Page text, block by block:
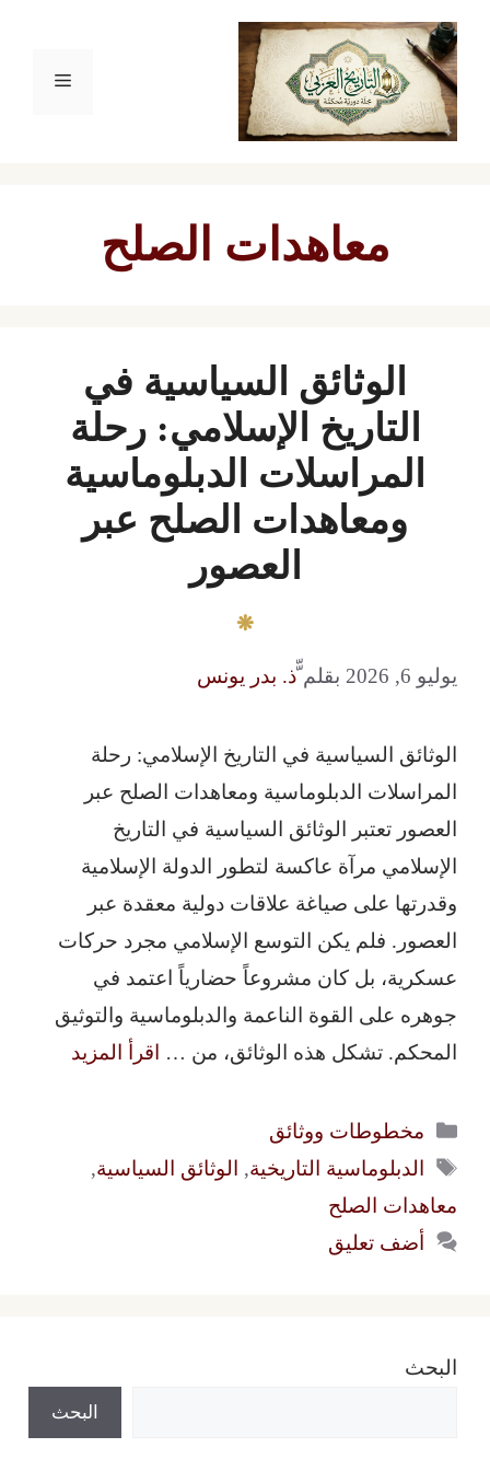
انتقل
المحتوى
القائمة
معاهدات الصلح
الوثائق السياسية في
التاريخ الإسلامي: رحلة
المراسلات الدبلوماسية
ومعاهدات الصلح عبر
العصور
يوليو 6, 2026 بقلمّّذ. بدر يونس
الوثائق السياسية في التاريخ الإسلامي: رحلة
المراسلات الدبلوماسية ومعاهدات الصلح عبر
العصور تعتبر الوثائق السياسية في التاريخ
الإسلامي مرآة عاكسة لتطور الدولة الإسلامية
وقدرتها على صياغة علاقات دولية معقدة عبر
العصور. فلم يكن التوسع الإسلامي مجرد حركات
عسكرية، بل كان مشروعاً حضارياً اعتمد في
جوهره على القوة الناعمة والدبلوماسية والتوثيق
المحكم. تشكل هذه الوثائق، من … اقرأ المزيد
التصنيفات
مخطوطات ووثائق
الوسوم
الدبلوماسية التاريخية, الوثائق السياسية,
معاهدات الصلح
أضف تعليق
البحث
البحث